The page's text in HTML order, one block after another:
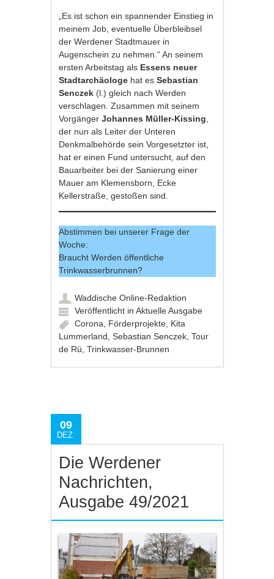
„Es ist schon ein spannender Einstieg in
meinem Job, eventuelle Überbleibsel
der Werdener Stadtmauer in
Augenschein zu nehmen.“ An seinem
ersten Arbeitstag als Essens neuer
Stadtarchäologe hat esSebastian
Senczek (l.) gleich nach Werden
verschlagen. Zusammen mit seinem
VorgängerJohannes Müller-Kissing,
der nun als Leiter der Unteren
Denkmalbehörde sein Vorgesetzter ist,
hat er einen Fund untersucht, auf den
Bauarbeiter bei der Sanierung einer
Mauer am Klemensborn, Ecke
Kellerstraße, gestoßen sind.
Abstimmen bei unserer Frage der
Woche:
Braucht Werden öffentliche
Trinkwasserbrunnen?
Waddische Online-Redaktion
Veröffentlicht inAktuelle Ausgabe
Corona, Förderprojekte, Kita
Lummerland,Sebastian Senczek,Tour
de Rü,Trinkwasser-Brunnen
09
DEZ.
Die Werdener
Nachrichten,
Ausgabe 49/2021